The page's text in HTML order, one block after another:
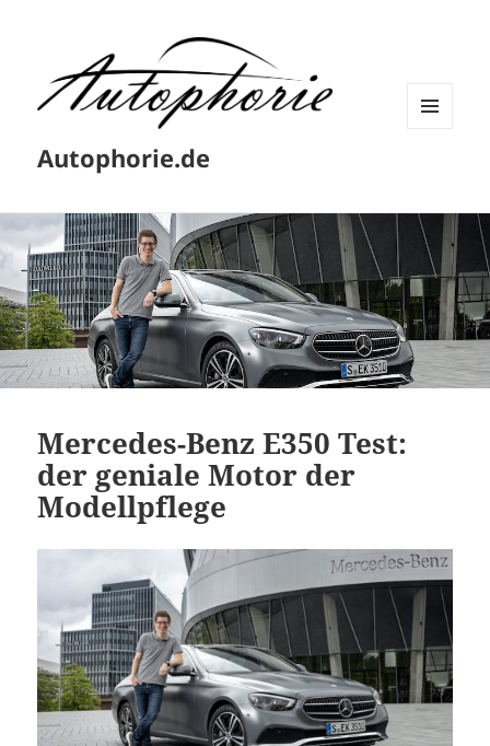
Autophorie.de
Mercedes-Benz E350 Test:
der geniale Motor der
Modellpflege